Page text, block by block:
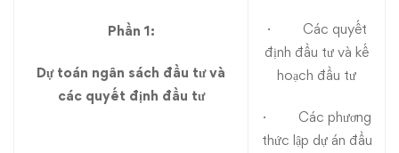
Phần 1:
Dự toán ngân sách đầu tư và
các quyết định đầu tư
· Các quyết
định đầu tư và kế
hoạch đầu tư
· Các phương
thức lập dự án đầu